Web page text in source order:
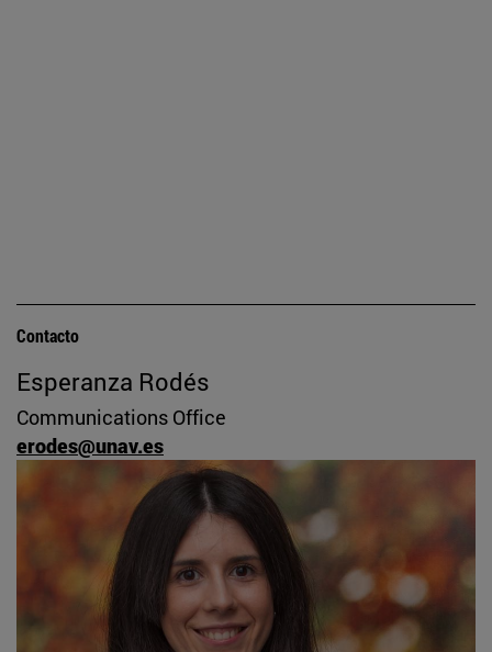
Contacto
Esperanza Rodés
Communications Office
erodes@unav.es